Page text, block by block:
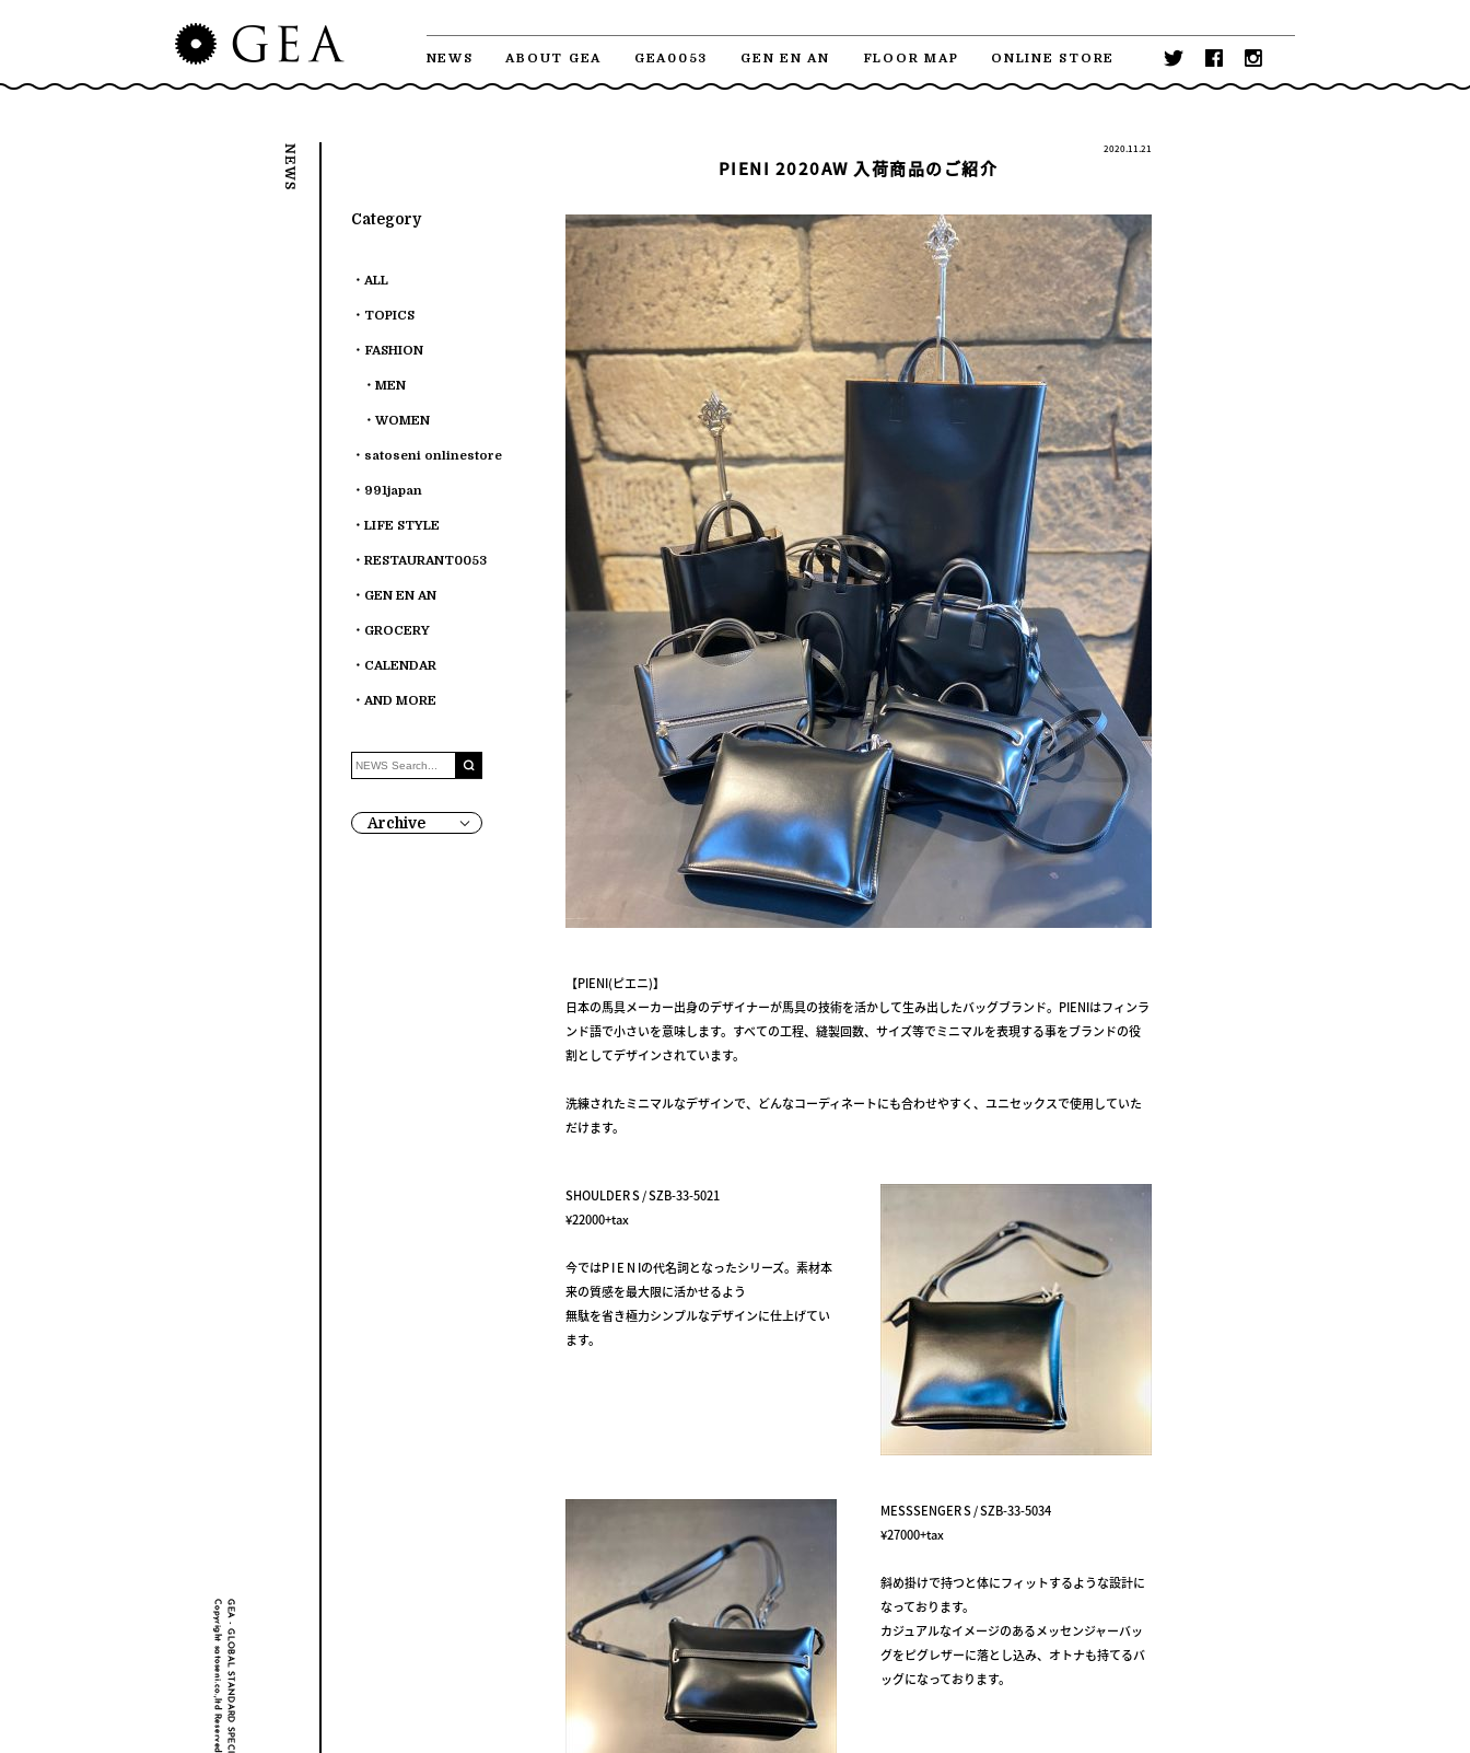
NEWS ABOUT GEA GEA0053 GEN EN AN FLOOR MAP ONLINE STORE
2020.11.21
PIENI 2020AW 入荷商品のご紹介
【PIENI(ピエニ)】
日本の馬具メーカー出身のデザイナーが馬具の技術を活かして生み出したバッグブランド。PIENIはフィンラ
ンド語で小さいを意味します。すべての工程、縫製回数、サイズ等でミニマルを表現する事をブランドの役
割としてデザインされています。
洗練されたミニマルなデザインで、どんなコーディネートにも合わせやすく、ユニセックスで使用していた
だけます。
SHOULDER S / SZB-33-5021
¥22000+tax
今ではP I E N Iの代名詞となったシリーズ。素材本
来の質感を最大限に活かせるよう
無駄を省き極力シンプルなデザインに仕上げてい
ます。
MESSSENGER S / SZB-33-5034
¥27000+tax
斜め掛けで持つと体にフィットするような設計に
なっております。
カジュアルなイメージのあるメッセンジャーバッ
グをピグレザーに落とし込み、オトナも持てるバ
ッグになっております。
Category
ALL
TOPICS
FASHION
MEN
WOMEN
satoseni onlinestore
991japan
LIFE STYLE
RESTAURANT0053
GEN EN AN
GROCERY
CALENDAR
AND MORE
Archive